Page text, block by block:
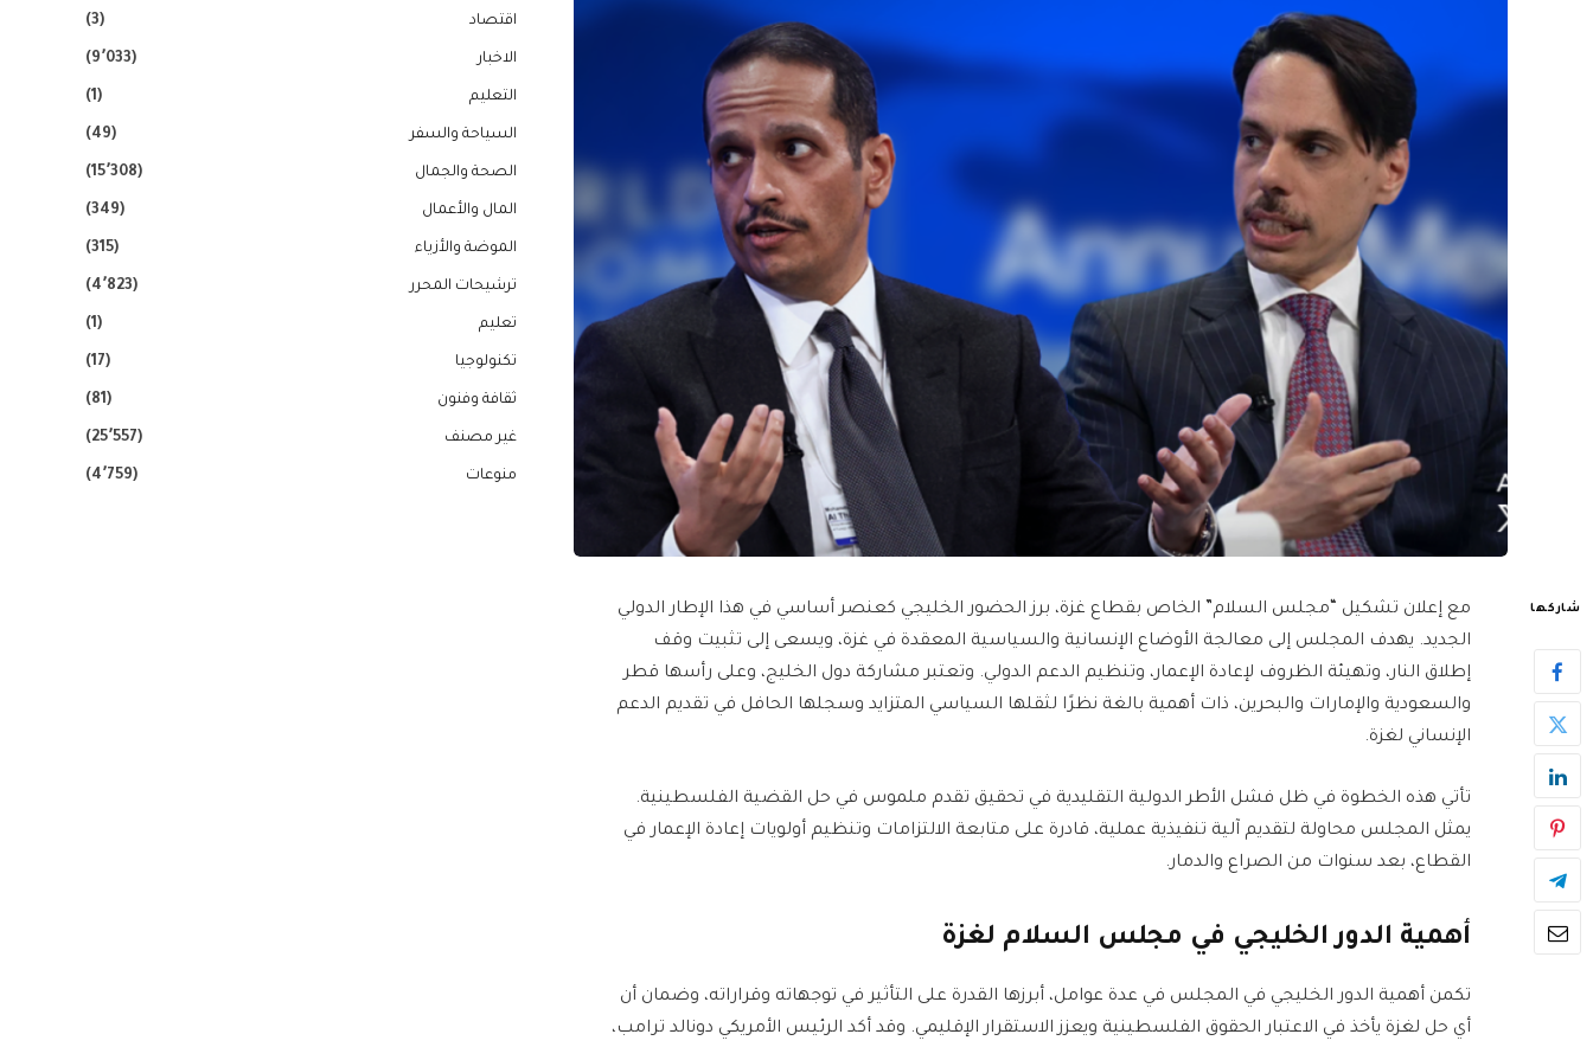
شاركها
مع إعلان تشكيل “مجلس السلام” الخاص بقطاع غزة، برز الحضور الخليجي كعنصر أساسي في هذا الإطار الدولي
الجديد. يهدف المجلس إلى معالجة الأوضاع الإنسانية والسياسية المعقدة في غزة، ويسعى إلى تثبيت وقف
إطلاق النار، وتهيئة الظروف لإعادة الإعمار، وتنظيم الدعم الدولي. وتعتبر مشاركة دول الخليج، وعلى رأسها قطر
والسعودية والإمارات والبحرين، ذات أهمية بالغة نظرًا لثقلها السياسي المتزايد وسجلها الحافل في تقديم الدعم
الإنساني لغزة.
تأتي هذه الخطوة في ظل فشل الأطر الدولية التقليدية في تحقيق تقدم ملموس في حل القضية الفلسطينية.
يمثل المجلس محاولة لتقديم آلية تنفيذية عملية، قادرة على متابعة الالتزامات وتنظيم أولويات إعادة الإعمار في
القطاع، بعد سنوات من الصراع والدمار.
أهمية الدور الخليجي في مجلس السلام لغزة
تكمن أهمية الدور الخليجي في المجلس في عدة عوامل، أبرزها القدرة على التأثير في توجهاته وقراراته، وضمان أن
أي حل لغزة يأخذ في الاعتبار الحقوق الفلسطينية ويعزز الاستقرار الإقليمي. وقد أكد الرئيس الأمريكي دونالد ترامب،
اقتصاد (3)
الاخبار (9٬033)
التعليم (1)
السياحة والسفر (49)
الصحة والجمال (15٬308)
المال والأعمال (349)
الموضة والأزياء (315)
ترشيحات المحرر (4٬823)
تعليم (1)
تكنولوجيا (17)
ثقافة وفنون (81)
غير مصنف (25٬557)
منوعات (4٬759)